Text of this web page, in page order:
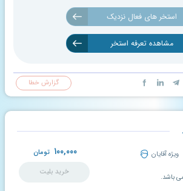
استخر های فعال نزدیک
مشاهده تعرفه استخر
گزارش خطا
ویژه آقایان ۱۰۰,۰۰۰ تومان
خرید بلیت